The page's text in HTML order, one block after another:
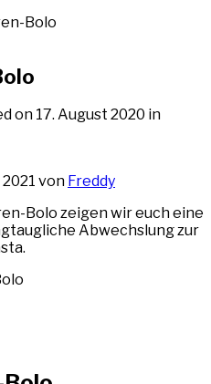
Bolo
on 17. August 2020 in
von Freddy
Bolo zeigen wir euch eine
Abwechslung zur